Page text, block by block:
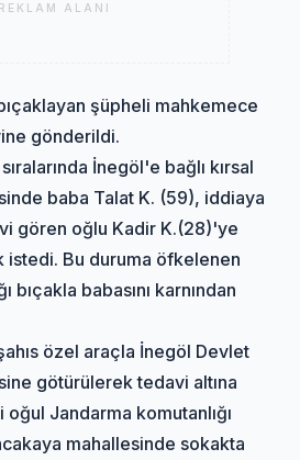
REKLAM ALANI
şüpheli mahkemece
gönderildi.
İnegöl'e bağlı kırsal
baba Talat K. (59), iddiaya
gören oğlu Kadir K.(28)'ye
istedi. Bu duruma öfkelenen
bıçakla babasını karnından
özel araçla İnegöl Devlet
götürülerek tedavi altına
oğul Jandarma komutanlığı
mahallesinde sokakta